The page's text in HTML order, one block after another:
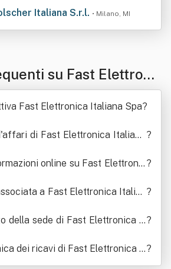
Italiana S.r.l. • Milano, MI
su Fast Elettroni
Fast Elettronica Italiana Spa?
di Fast Elettronica Italiana ?
online su Fast Elettronic ?
a Fast Elettronica Italian ?
della sede di Fast Elettronica It?
dei ricavi di Fast Elettronica It?